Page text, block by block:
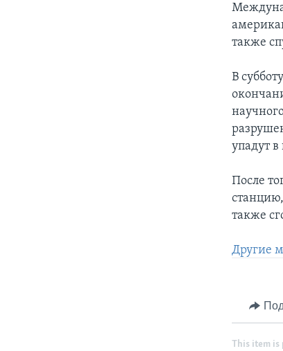
также
В
упадут
После
также
Другие
This item is